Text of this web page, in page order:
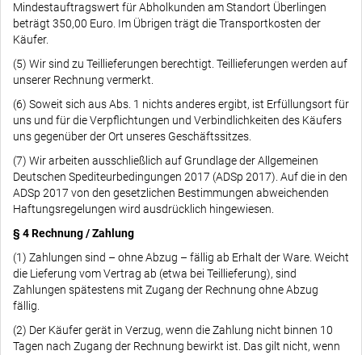
Mindestauftragswert für Abholkunden am Standort Überlingen
beträgt 350,00 Euro. Im Übrigen trägt die Transportkosten der
Käufer.
(5) Wir sind zu Teillieferungen berechtigt. Teillieferungen werden auf
unserer Rechnung vermerkt.
(6) Soweit sich aus Abs. 1 nichts anderes ergibt, ist Erfüllungsort für
uns und für die Verpflichtungen und Verbindlichkeiten des Käufers
uns gegenüber der Ort unseres Geschäftssitzes.
(7) Wir arbeiten ausschließlich auf Grundlage der Allgemeinen
Deutschen Spediteurbedingungen 2017 (ADSp 2017). Auf die in den
ADSp 2017 von den gesetzlichen Bestimmungen abweichenden
Haftungsregelungen wird ausdrücklich hingewiesen.
§ 4 Rechnung / Zahlung
(1) Zahlungen sind – ohne Abzug – fällig ab Erhalt der Ware. Weicht
die Lieferung vom Vertrag ab (etwa bei Teillieferung), sind
Zahlungen spätestens mit Zugang der Rechnung ohne Abzug
fällig.
(2) Der Käufer gerät in Verzug, wenn die Zahlung nicht binnen 10
Tagen nach Zugang der Rechnung bewirkt ist. Das gilt nicht, wenn